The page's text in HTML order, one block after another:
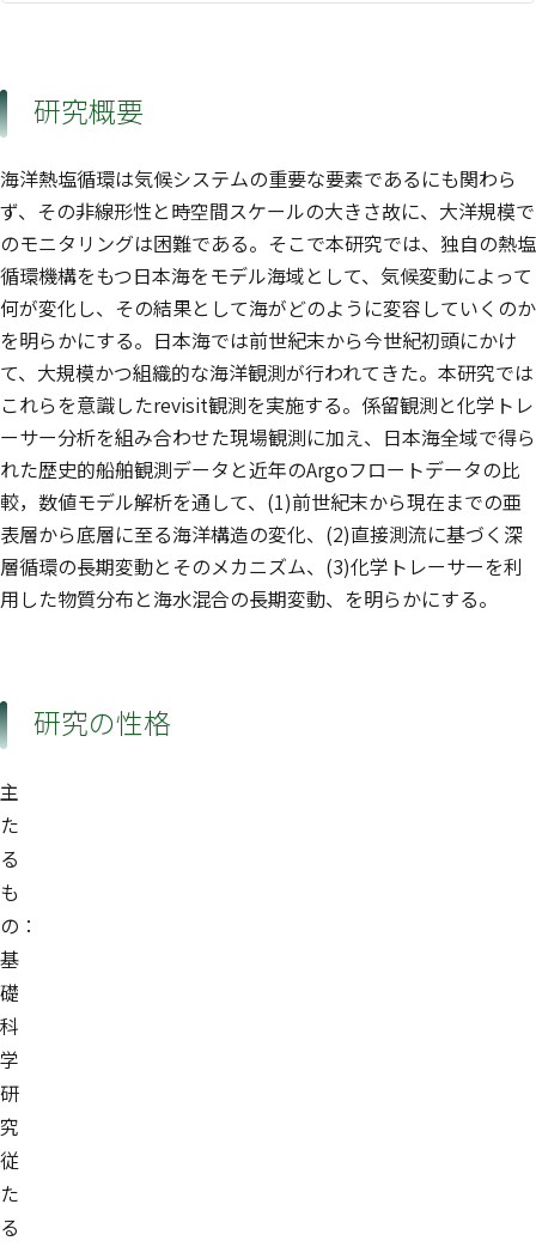
研究概要
海洋熱塩循環は気候システムの重要な要素であるにも関わら
ず、その非線形性と時空間スケールの大きさ故に、大洋規模で
のモニタリングは困難である。そこで本研究では、独自の熱塩
循環機構をもつ日本海をモデル海域として、気候変動によって
何が変化し、その結果として海がどのように変容していくのか
を明らかにする。日本海では前世紀末から今世紀初頭にかけ
て、大規模かつ組織的な海洋観測が行われてきた。本研究では
これらを意識したrevisit観測を実施する。係留観測と化学トレ
ーサー分析を組み合わせた現場観測に加え、日本海全域で得ら
れた歴史的船舶観測データと近年のArgoフロートデータの比
較，数値モデル解析を通して、(1)前世紀末から現在までの亜
表層から底層に至る海洋構造の変化、(2)直接測流に基づく深
層循環の長期変動とそのメカニズム、(3)化学トレーサーを利
用した物質分布と海水混合の長期変動、を明らかにする。
研究の性格
主
た
る
も
の：
基
礎
科
学
研
究
従
た
る